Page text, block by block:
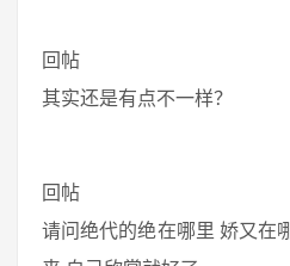
回帖
其实还是有点不一样？
回帖
请问绝代的绝在哪里 娇又在